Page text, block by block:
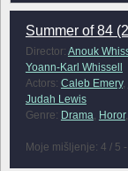
Summer of 84
Director: Anouk
Yoann-Karl Whissell
Actors: Caleb Emery,
Judah Lewis
Genre: Drama Horor,
Moje mišljenje: 4 / 5